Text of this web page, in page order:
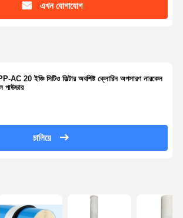
অনুরোধ করুন
ওয়াটার সিস্টেম
সিস্টেম
এখন যোগাযোগ
AC 20 ইঞ্চি সিটিও ফিল্টার অবশিষ্ট ক্লোরিন অপসারণ নারকেল
পাউডার
চালিয়ে